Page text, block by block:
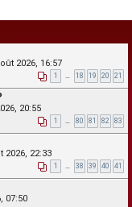
2026, 16:57
1 … 18 19 20 21
20:55
1 … 80 81 82 83
2026, 22:33
1 … 38 39 40 41
07:50